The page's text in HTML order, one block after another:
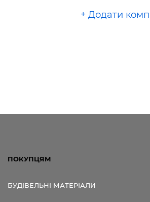
+ Додати
ПОКУПЦЯМ
БУДІВЕЛЬНІ МАТЕРІАЛИ